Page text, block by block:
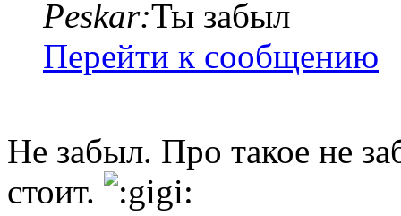
Peskar:Ты забыл
Перейти к сообщению
Не забыл. Про такое не
стоит.